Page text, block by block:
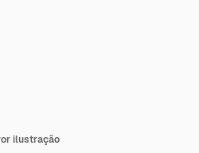
ilustração